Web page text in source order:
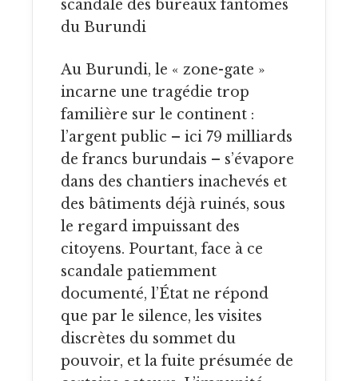
scandale des bureaux fantômes
du Burundi
Au Burundi, le « zone-gate »
incarne une tragédie trop
familière sur le continent :
l’argent public – ici 79 milliards
de francs burundais – s’évapore
dans des chantiers inachevés et
des bâtiments déjà ruinés, sous
le regard impuissant des
citoyens. Pourtant, face à ce
scandale patiemment
documenté, l’État ne répond
que par le silence, les visites
discrètes du sommet du
pouvoir, et la fuite présumée de